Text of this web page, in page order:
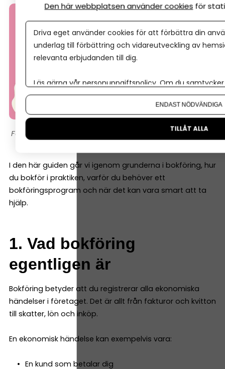
I den här guiden går vi igenom grunderna i bokföring, hur
du bokför i praktiken, varför du behöver ett
bokföringsprogram och när det kan vara smart att ta
hjälp.
1. Vad bokföring
egentligen är
Bokföring betyder att du registrerar alla ekonomiska
händelser i företaget. Det är allt från fakturor och kvitton
till skatter, lön och inköp.
En ekonomisk händelse kan exempelvis vara:
En kund som betalar dig
Den här webbplatsen använder cookies för
Driva eget använder cookies för att förbättra din
underlag till förbättring och vidareutveckling av
relevanta erbjudanden till dig.
Läs gärna vår personuppgiftspolicy. Om du
Om du vill ändra ditt val i efterhand hittar du den
ENDAST NÖDVÄNDIGA
TILLÅT ALLA